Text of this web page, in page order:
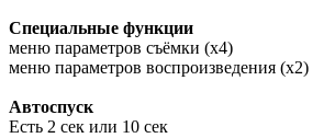
Специальные функции
меню параметров съёмки (x4)
меню параметров воспроизведения (x2)
Автоспуск
Есть 2 сек или 10 сек